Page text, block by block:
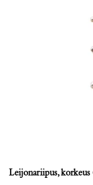
Leijonariipus, korkeus